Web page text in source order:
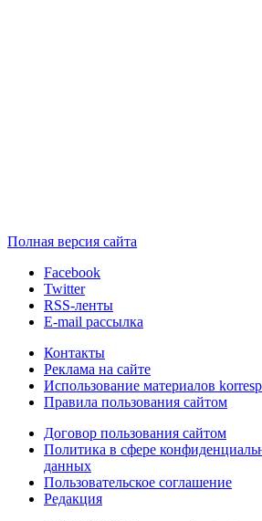
Полная версия сайта
Facebook
Twitter
RSS-ленты
E-mail рассылка
Контакты
Реклама на сайте
Использование материалов
Правила пользования сайтом
Договор пользования сайтом
Политика в сфере
данных
Пользовательское соглашение
Редакция